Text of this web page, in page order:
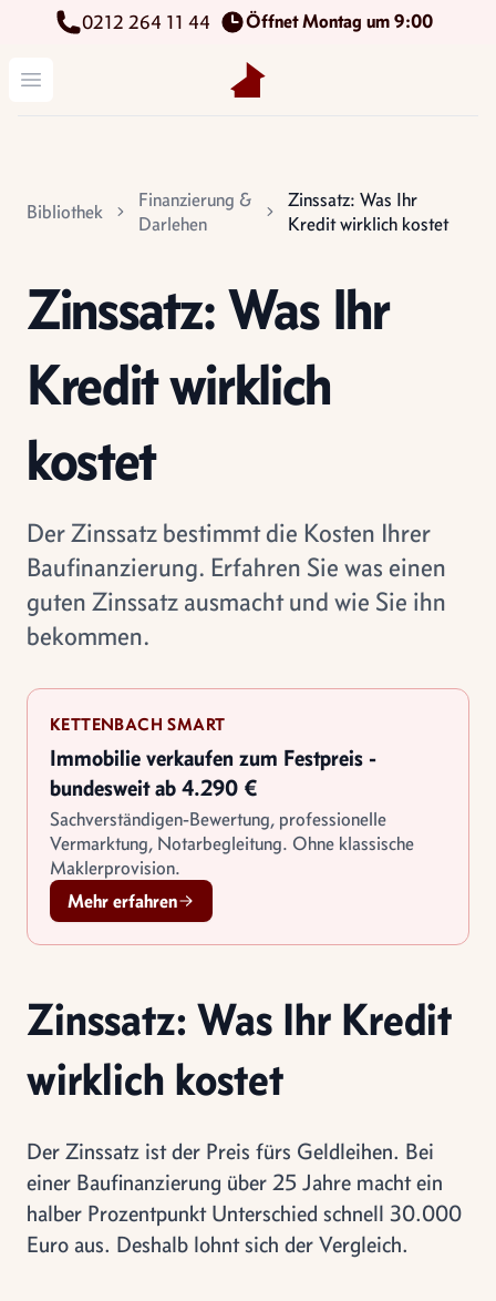
0212 264 11 44 Öffnet Montag um 9:00
Menü öffnen Kettenbach Immobilien GmbH
Bibliothek
Finanzierung &
Darlehen
Zinssatz: Was Ihr
Kredit wirklich kostet
Zinssatz: Was Ihr
Kredit wirklich
kostet
Der Zinssatz bestimmt die Kosten Ihrer
Baufinanzierung. Erfahren Sie was einen
guten Zinssatz ausmacht und wie Sie ihn
bekommen.
KETTENBACH SMART
Immobilie verkaufen zum Festpreis -
bundesweit ab 4.290 €
Sachverständigen-Bewertung, professionelle
Vermarktung, Notarbegleitung. Ohne klassische
Maklerprovision.
Mehr erfahren
Zinssatz: Was Ihr Kredit
wirklich kostet
Der Zinssatz ist der Preis fürs Geldleihen. Bei
einer Baufinanzierung über 25 Jahre macht ein
halber Prozentpunkt Unterschied schnell 30.000
Euro aus. Deshalb lohnt sich der Vergleich.